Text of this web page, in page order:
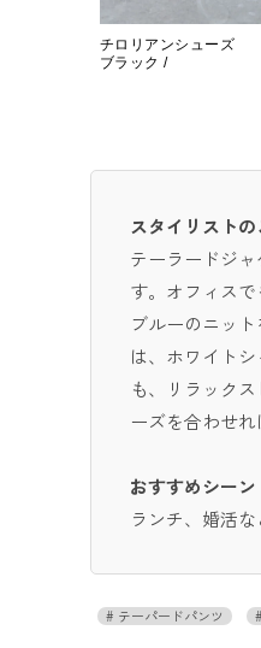
チロリアンシューズ
ブラック /
スタイリストの
テーラードジ
す。オフィス
ブルーのニッ
は、ホワイト
も、リラック
ーズを合わせ
おすすめシーン
ランチ、婚活な
テーパードパンツ